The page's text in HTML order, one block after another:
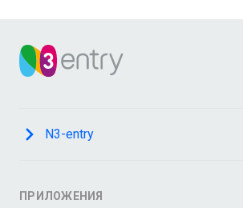
N3-entry
ПРИЛОЖЕНИЯ